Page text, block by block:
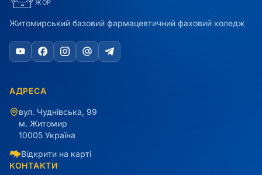
ЖОР
Житомирський базовий фармацевтичний фаховий коледж
АДРЕСА
вул. Чуднівська, 99
м. Житомир
10005 Україна
Відкрити на карті
КОНТАКТИ